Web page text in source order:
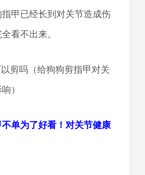
甲已经长到对关节造成伤
看不出来。
单为了好看！对关节健康